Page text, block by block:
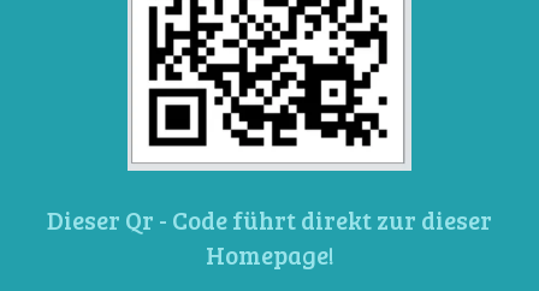
Dieser Qr - Code führt direkt zur dieser
Homepage!